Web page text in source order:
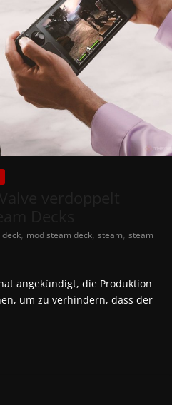
deck, mod steam deck, steam, steam
angekündigt, die Produktion
um zu verhindern, dass der